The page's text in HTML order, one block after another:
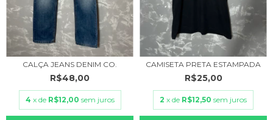
CALÇA JEANS DENIM CO.
R$48,00
4 x de R$12,00 sem juros
CAMISETA PRETA ESTAMPADA
R$25,00
2 x de R$12,50 sem juros